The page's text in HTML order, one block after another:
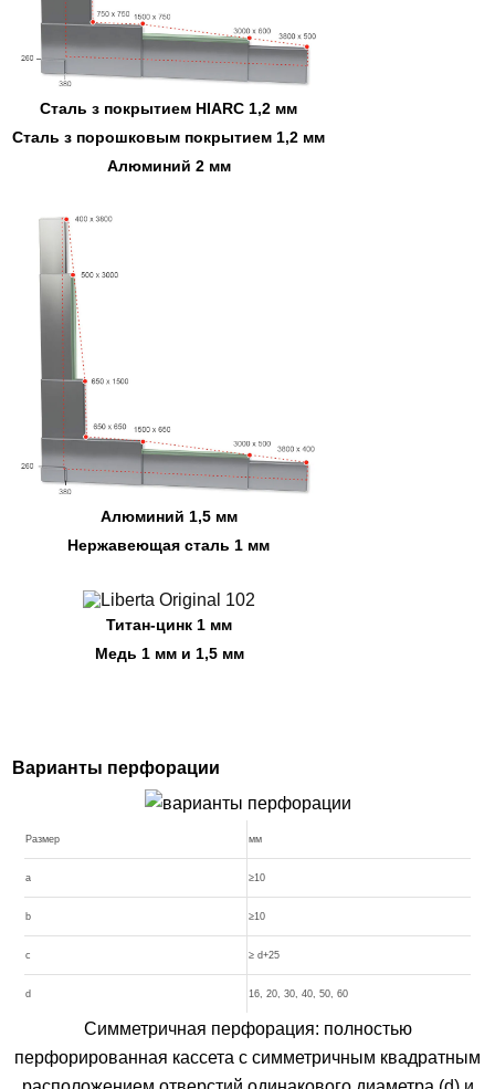
Сталь з покрытием HIARC 1,2 мм
Сталь з порошковым покрытием 1,2 мм
Алюминий 2 мм
Алюминий 1,5 мм
Нержавеющая сталь 1 мм
Титан-цинк 1 мм
Медь 1 мм и 1,5 мм
Варианты перфорации
Размер мм
a ≥10
b ≥10
c ≥ d+25
d 16, 20, 30, 40, 50, 60
Симметричная перфорация: полностью
перфорированная кассета с симметричным квадратным